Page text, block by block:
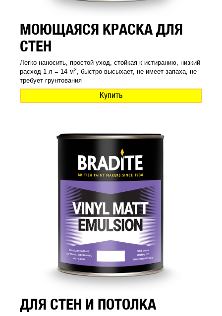
МОЮЩАЯСЯ КРАСКА ДЛЯ
СТЕН
Легко наносить, простой уход, стойкая к истиранию, низкий
расход 1 л = 14 м2
, быстро высыхает, не имеет запаха, не
требует грунтования
Купить
ДЛЯ СТЕН И ПОТОЛКА